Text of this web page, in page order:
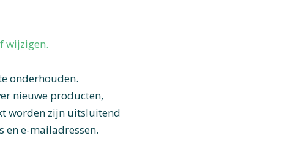
wijzigen.
onderhouden.
nieuwe producten,
worden zijn uitsluitend
en e-mailadressen.